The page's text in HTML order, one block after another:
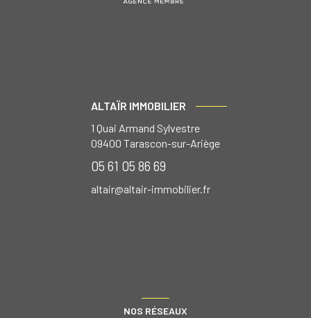
ALTAÏR IMMOBILIER
1 Quai Armand Sylvestre
09400 Tarascon-sur-Ariège
05 61 05 86 69
altair@altair-immobilier.fr
NOS RÉSEAUX